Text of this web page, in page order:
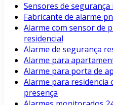
Sensores de
Fabricante de alarme
Alarme com sensor de
residencial
Alarme de segurança
Alarme para
Alarme para porta de
Alarme para residencia
presença